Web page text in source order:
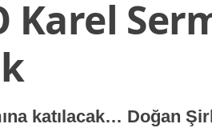
Karel
katılacak… Doğan